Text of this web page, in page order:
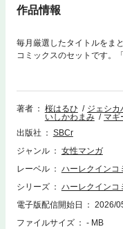
作品情報
毎月厳選したタイトルをま
コミックスのセットです。
惑」「愛のフルコース」の
著者 桜はるひ ジェシカ
いしかわまみ
マギ
出版社
SBCr
ジャンル
女性マンガ
レーベル
ハーレクインコ
シリーズ
ハーレクイン
電子版配信開始日
2026/
ファイルサイズ
- MB